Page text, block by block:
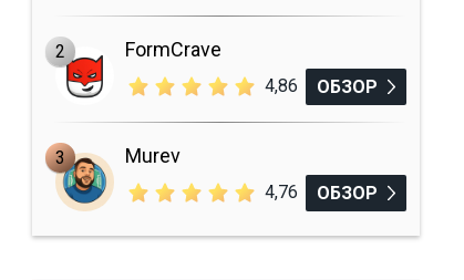
2 FormCrave
4,86 ОБЗОР
3 Murev
4,76 ОБЗОР